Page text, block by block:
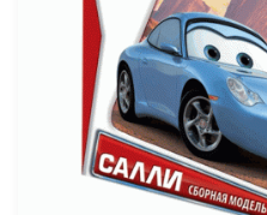
Добавляйте товары
в корзину